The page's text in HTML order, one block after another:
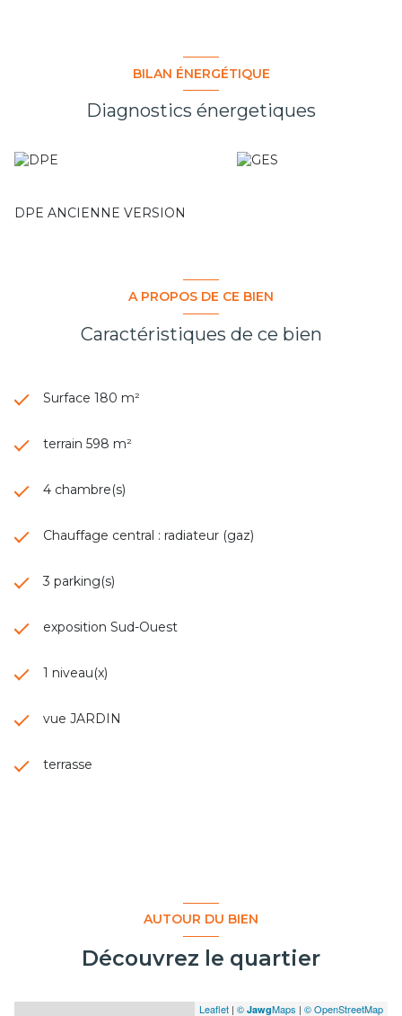
BILAN ÉNERGÉTIQUE
Diagnostics énergetiques
DPE ANCIENNE VERSION
A PROPOS DE CE BIEN
Caractéristiques de ce bien
Surface 180 m²
terrain 598 m²
4 chambre(s)
Chauffage central : radiateur (gaz)
3 parking(s)
exposition Sud-Ouest
1 niveau(x)
vue JARDIN
terrasse
AUTOUR DU BIEN
Découvrez le quartier
Leaflet | © JawgMaps | © OpenStreetMap